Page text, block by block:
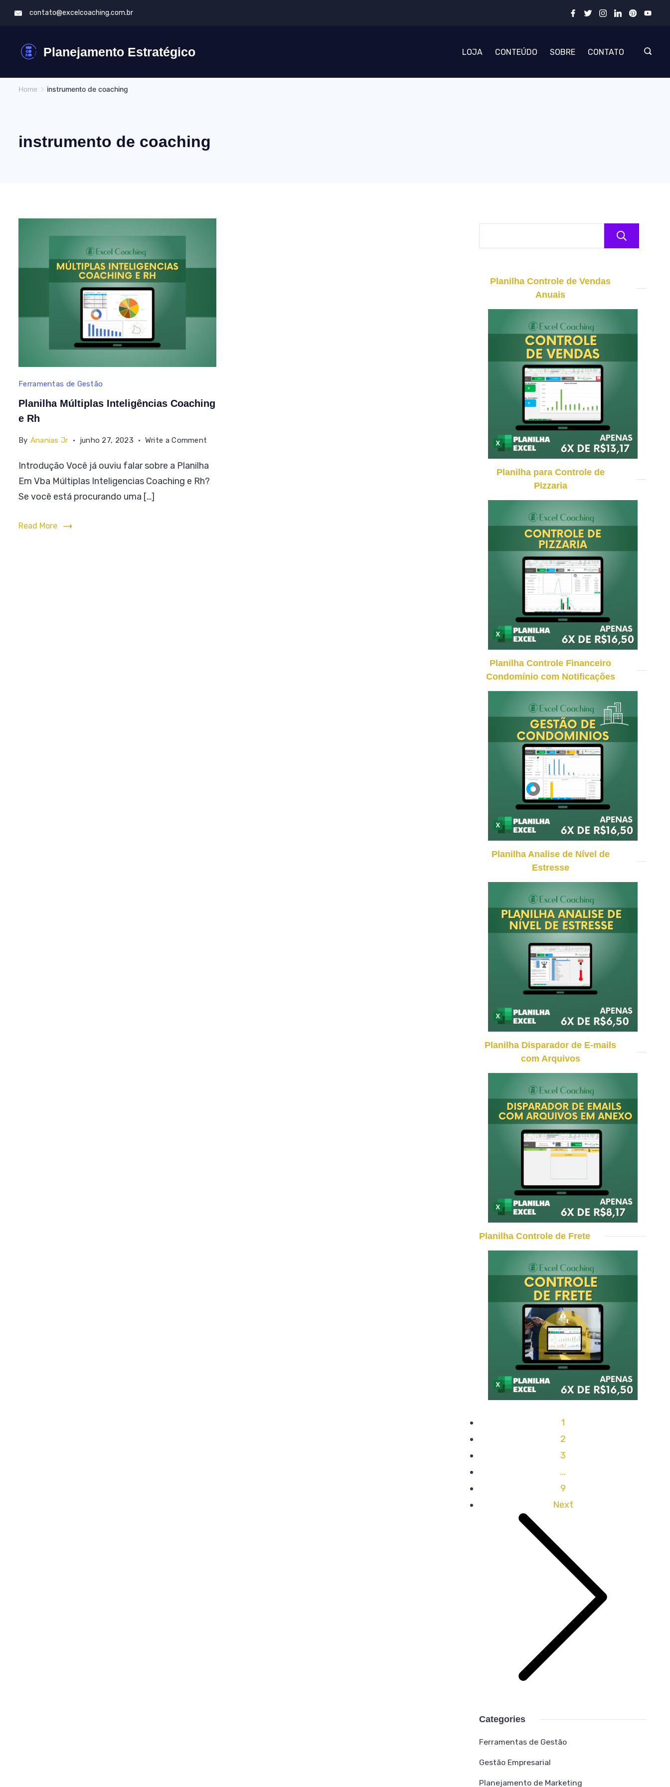
contato@excelcoaching.com.br
Planejamento Estratégico LOJA CONTEÚDO SOBRE CONTATO
Home instrumento de coaching
instrumento de coaching
Planilha
Vba
Inteligencias
Coaching
e
Rh
Ferramentas de Gestão
Planilha Múltiplas Inteligências Coaching
e Rh
By Ananias Jr junho 27, 2023 Write a Comment
Múltiplas
Inteligências
Introdução Você já ouviu falar sobre a Planilha
Em Vba Múltiplas Inteligencias Coaching e Rh?
Se você está procurando uma […]
Read More
Planilha Controle de Vendas
Anuais
Planilha para Controle de
Pizzaria
Planilha Controle Financeiro
Condomínio com Notificações
Planilha Analise de Nível de
Estresse
Planilha Disparador de E-mails
com Arquivos
Planilha Controle de Frete
1
2
3
...
9
Next
Categories
Ferramentas de Gestão
Gestão Empresarial
Planejamento de Marketing